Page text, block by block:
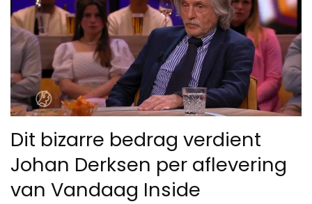
Dit bizarre bedrag verdient
Johan Derksen per aflevering
van Vandaag Inside